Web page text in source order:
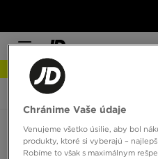
JD Sports Asics Gel Stratus
Asics
0
Chránime Vaše údaje
Venujeme všetko úsilie, aby bol
produkty, ktoré si vyberajú –
Robíme to však s maximálnym